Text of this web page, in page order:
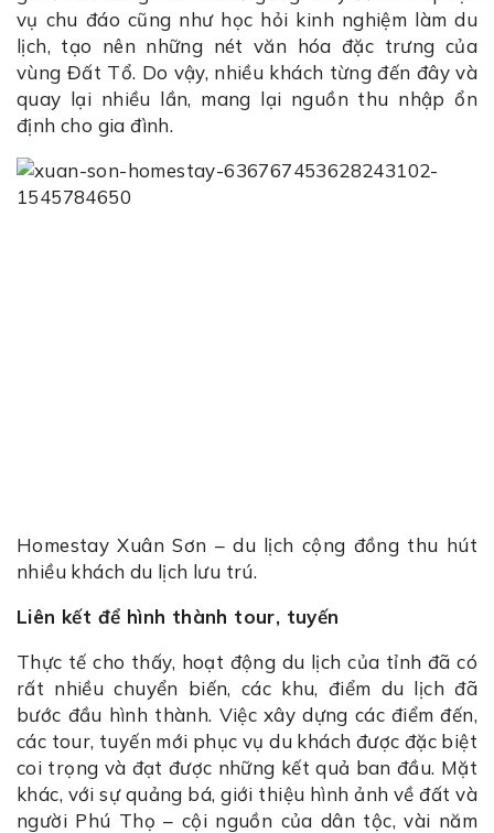
vụ chu đáo cũng như học hỏi kinh nghiệm làm du
lịch, tạo nên những nét văn hóa đặc trưng của
vùng Đất Tổ. Do vậy, nhiều khách từng đến đây và
quay lại nhiều lần, mang lại nguồn thu nhập ổn
định cho gia đình.
Homestay Xuân Sơn – du lịch cộng đồng thu hút
nhiều khách du lịch lưu trú.
Liên kết để hình thành tour, tuyến
Thực tế cho thấy, hoạt động du lịch của tỉnh đã có
rất nhiều chuyển biến, các khu, điểm du lịch đã
bước đầu hình thành. Việc xây dựng các điểm đến,
các tour, tuyến mới phục vụ du khách được đặc biệt
coi trọng và đạt được những kết quả ban đầu. Mặt
khác, với sự quảng bá, giới thiệu hình ảnh về đất và
người Phú Thọ – cội nguồn của dân tộc, vài năm